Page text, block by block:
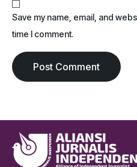
Save my name, email, and
time I comment.